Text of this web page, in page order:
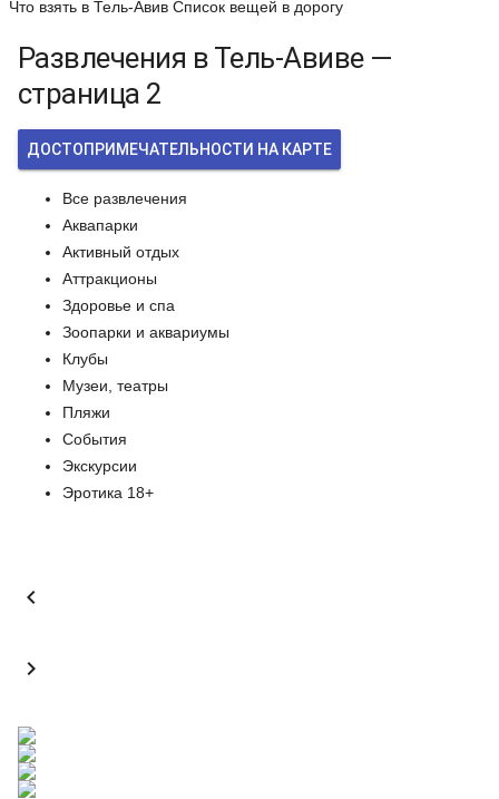
Что взять в Тель-Авив Список вещей в дорогу
Развлечения в Тель-Авиве —
страница 2
ДОСТОПРИМЕЧАТЕЛЬНОСТИ НА КАРТЕ
Все развлечения
Аквапарки
Активный отдых
Аттракционы
Здоровье и спа
Зоопарки и аквариумы
Клубы
Музеи, театры
Пляжи
События
Экскурсии
Эротика 18+

